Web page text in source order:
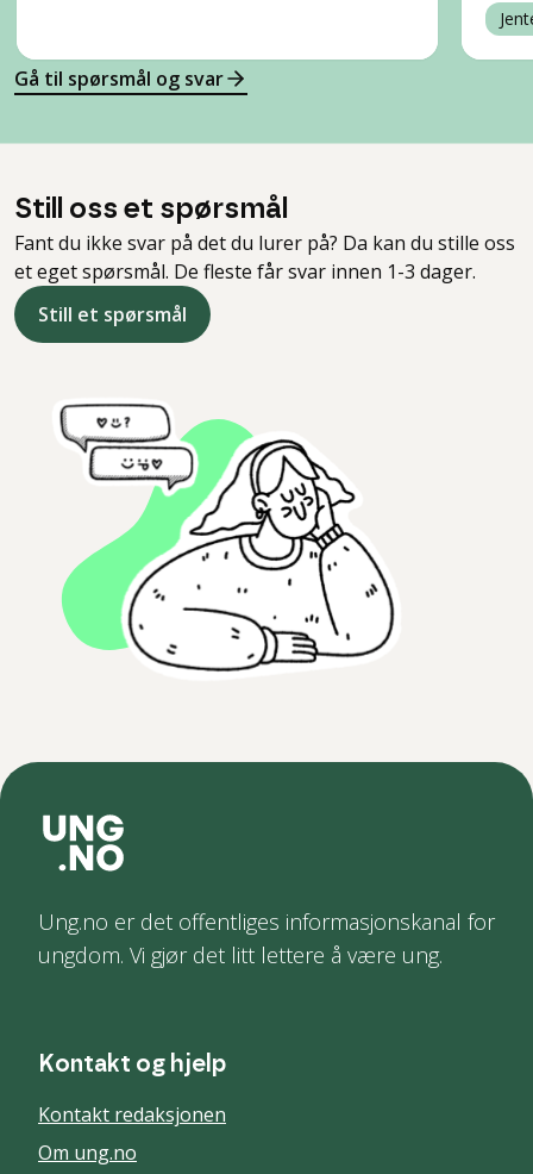
Gå til spørsmål og svar
Still oss et spørsmål
Fant du ikke svar på det du lurer på? Da kan du stille oss
et eget spørsmål. De fleste får svar innen 1-3 dager.
Still et spørsmål
Ung.no er det offentliges informasjonskanal for
ungdom. Vi gjør det litt lettere å være ung.
Kontakt og hjelp
Kontakt redaksjonen
Om ung.no